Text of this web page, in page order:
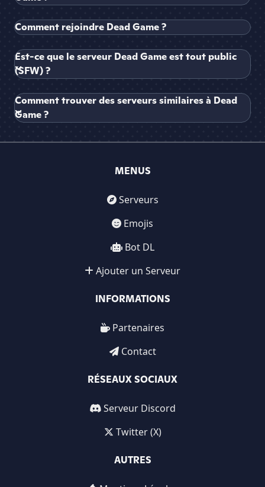
Comment rejoindre Dead Game ?
Est-ce que le serveur Dead Game est tout public
(SFW) ?
Comment trouver des serveurs similaires à Dead
Game ?
MENUS
Serveurs
Emojis
Bot DL
Ajouter un Serveur
INFORMATIONS
Partenaires
Contact
RÉSEAUX SOCIAUX
Serveur Discord
Twitter (X)
AUTRES